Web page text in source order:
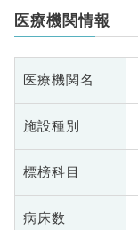
医療機関情報
医療機関名
施設種別
標榜科目
病床数